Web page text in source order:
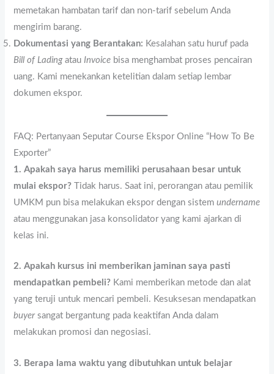
memetakan hambatan tarif dan non-tarif sebelum Anda
mengirim barang.
Dokumentasi yang Berantakan: Kesalahan satu huruf pada
Bill of LadingatauInvoice bisa menghambat proses pencairan
uang. Kami menekankan ketelitian dalam setiap lembar
dokumen ekspor.
FAQ: Pertanyaan Seputar Course Ekspor Online “How To Be
Exporter”
1. Apakah saya harus memiliki perusahaan besar untuk
mulai ekspor? Tidak harus. Saat ini, perorangan atau pemilik
UMKM pun bisa melakukan ekspor dengan sistemundername
atau menggunakan jasa konsolidator yang kami ajarkan di
kelas ini.
2. Apakah kursus ini memberikan jaminan saya pasti
mendapatkan pembeli? Kami memberikan metode dan alat
yang teruji untuk mencari pembeli. Kesuksesan mendapatkan
buyersangat bergantung pada keaktifan Anda dalam
melakukan promosi dan negosiasi.
3. Berapa lama waktu yang dibutuhkan untuk belajar